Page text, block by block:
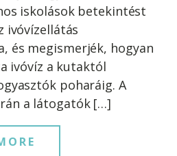
iskolások betekintést
ivóvízellátás
és megismerjék, hogyan
ivóvíz a kutaktól
poharáig. A
a látogatók […]